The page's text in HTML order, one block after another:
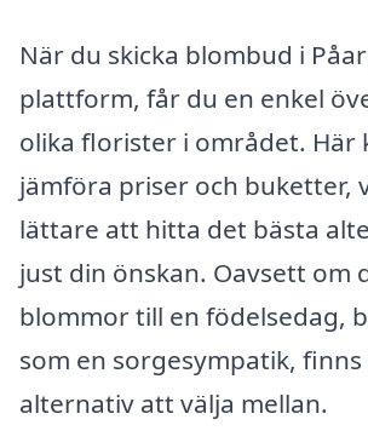
När du skicka blombud i
plattform, får du en enkel
olika florister i området. Här
jämföra priser och buketter,
lättare att hitta det bästa
just din önskan. Oavsett om
blommor till en födelsedag,
som en sorgesympatik,
alternativ att välja mellan.